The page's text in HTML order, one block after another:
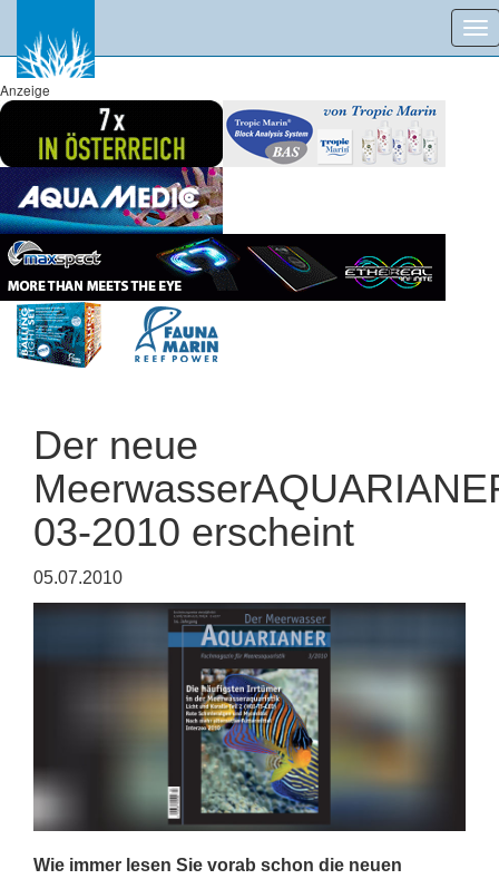
Anzeige
Der neue
03-2010 erscheint
05.07.2010
Wie immer lesen Sie vorab schon die neuen